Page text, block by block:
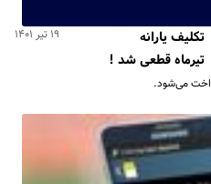
۱۹ تیر ۱۴۰۱
تکلیف یارانه
تیرماه قطعی شد !
می‌شود.